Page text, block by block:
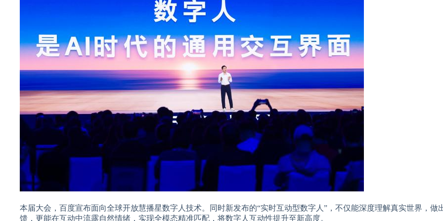
本届大会，百度宣布面向全球开放慧播星数字人技术。同时新发布的“实时互动型数字人”，不仅能深度理解真实世界，做
馈，更能在互动中流露自然情绪，实现全模态精准匹配，将数字人互动性提升至新高度。